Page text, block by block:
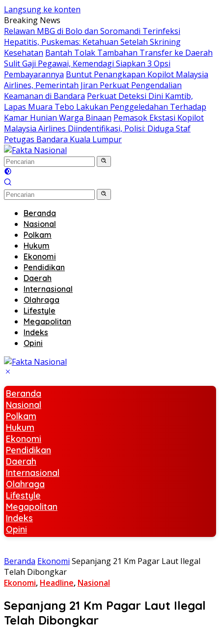
Langsung ke konten
Breaking News
Relawan MBG di Bolo dan Soromandi Terinfeksi
Hepatitis, Puskemas: Ketahuan Setelah Skrining
Kesehatan Bantah Tolak Tambahan Transfer ke Daerah
Sulit Gaji Pegawai, Kemendagi Siapkan 3 Opsi
Pembayarannya Buntut Penangkapan Kopilot Malaysia
Airlines, Pemerintah Jiran Perkuat Pengendalian
Keamanan di Bandara Perkuat Deteksi Dini Kamtib,
Lapas Muara Tebo Lakukan Penggeledahan Terhadap
Kamar Hunian Warga Binaan Pemasok Ekstasi Kopilot
Malaysia Airlines Diindentifikasi, Polisi: Diduga Staf
Petugas Bandara Kuala Lumpur
Beranda
Nasional
Polkam
Hukum
Ekonomi
Pendidikan
Daerah
Internasional
Olahraga
Lifestyle
Megapolitan
Indeks
Opini
Beranda
Nasional
Polkam
Hukum
Ekonomi
Pendidikan
Daerah
Internasional
Olahraga
Lifestyle
Megapolitan
Indeks
Opini
Beranda Ekonomi Sepanjang 21 Km Pagar Laut Ilegal
Telah Dibongkar
Ekonomi, Headline, Nasional
Sepanjang 21 Km Pagar Laut Ilegal
Telah Dibongkar